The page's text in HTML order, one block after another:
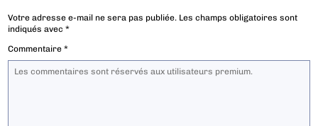
Votre adresse e-mail ne sera pas publiée. Les champs obligatoires sont
indiqués avec*
Commentaire*